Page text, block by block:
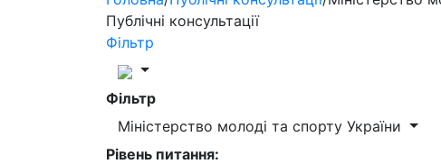
Публічні консультації
Фільтр
Фільтр
Міністерство молоді та спорту України
Рівень питання: